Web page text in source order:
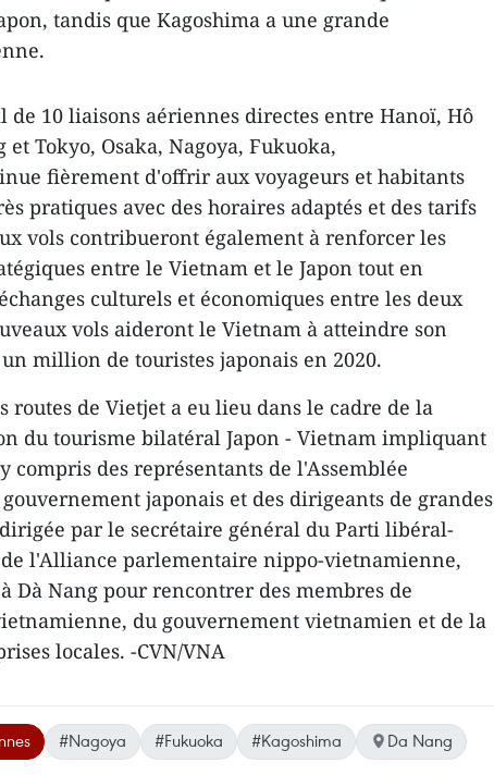
tandis que Kagoshima a une grande
de 10 liaisons aériennes directes entre Hanoï, Hô
Tokyo, Osaka, Nagoya, Fukuoka,
fièrement d'offrir aux voyageurs et habitants
pratiques avec des horaires adaptés et des tarifs
vols contribueront également à renforcer les
entre le Vietnam et le Japon tout en
culturels et économiques entre les deux
vols aideront le Vietnam à atteindre son
million de touristes japonais en 2020.
routes de Vietjet a eu lieu dans le cadre de la
du tourisme bilatéral Japon - Vietnam impliquant
compris des représentants de l'Assemblée
japonais et des dirigeants de grandes
par le secrétaire général du Parti libéral-
l'Alliance parlementaire nippo-vietnamienne,
Dà Nang pour rencontrer des membres de
du gouvernement vietnamien et de la
locales. -CVN/VNA
#Nagoya #Fukuoka #Kagoshima
Da Nang